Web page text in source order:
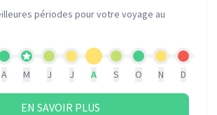
périodes pour votre voyage au
A M J J A S O N D
EN SAVOIR PLUS